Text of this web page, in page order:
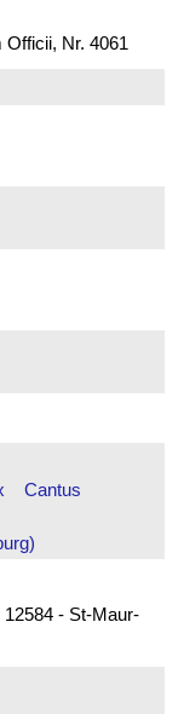
Officii, Nr. 4061
Cantus
12584 - St-Maur-